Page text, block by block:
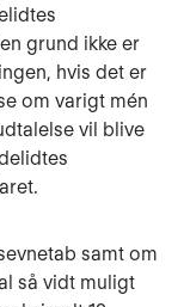
grund ikke er
hvis det er
om varigt mén
vil blive
samt om
så vidt muligt